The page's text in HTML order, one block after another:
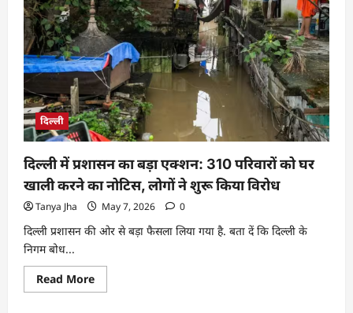
दिल्ली
दिल्ली में प्रशासन का बड़ा एक्शन: 310 परिवारों को घर
खाली करने का नोटिस, लोगों ने शुरू किया विरोध
Tanya Jha May 7, 2026 0
दिल्ली प्रशासन की ओर से बड़ा फैसला लिया गया है. बता दें कि दिल्ली के
निगम बोध...
Read More